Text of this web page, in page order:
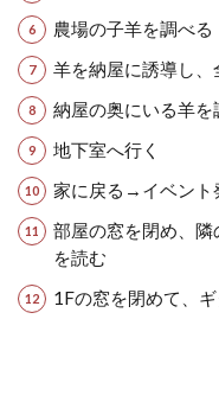
農場の子羊を調べる
羊を納屋に誘導し
納屋の奥にいる羊を
地下室へ行く
家に戻る→イベント
部屋の窓を閉め、
を読む
1Fの窓を閉めて、ギ